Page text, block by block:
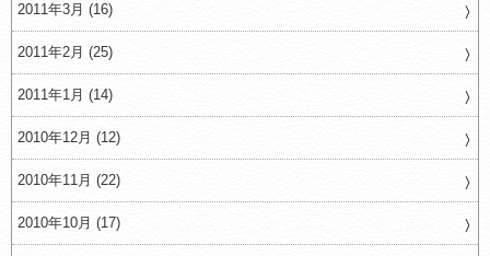
2011年3月 (16)
2011年2月 (25)
2011年1月 (14)
2010年12月 (12)
2010年11月 (22)
2010年10月 (17)